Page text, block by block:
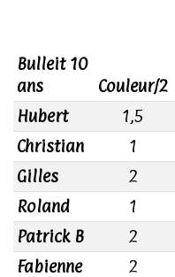
Bulleit 10
ans
Couleur/2
Hubert
1,5
Christian
1
Gilles
2
Roland
1
Patrick B
2
Fabienne
2